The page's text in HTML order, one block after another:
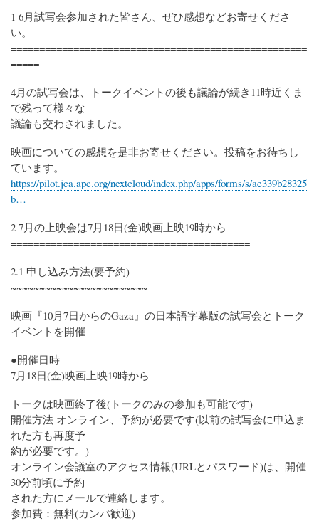
1 6月試写会参加された皆さん、ぜひ感想などお寄せくださ
い。
====================================================
=====
4月の試写会は、トークイベントの後も議論が続き11時近くま
で残って様々な
議論も交わされました。
映画についての感想を是非お寄せください。投稿をお待ちし
ています。
https://pilot.jca.apc.org/nextcloud/index.php/apps/forms/s/ae339b28325
b…
2 7月の上映会は7月18日(金)映画上映19時から
==========================================
2.1 申し込み方法(要予約)
~~~~~~~~~~~~~~~~~~~~~~~~
映画『10月7日からのGaza』の日本語字幕版の試写会とトーク
イベントを開催
●開催日時
7月18日(金)映画上映19時から
トークは映画終了後(トークのみの参加も可能です)
開催方法 オンライン、予約が必要です(以前の試写会に申込ま
れた方も再度予
約が必要です。)
オンライン会議室のアクセス情報(URLとパスワード)は、開催
30分前頃に予約
された方にメールで連絡します。
参加費：無料(カンパ歓迎)